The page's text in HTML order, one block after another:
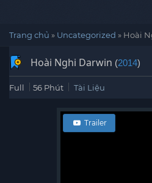
Trang chủ » Uncategorized » Hoài
Hoài Nghi Darwin (2014)
Full 56 Phút Tài Liệu
Trailer